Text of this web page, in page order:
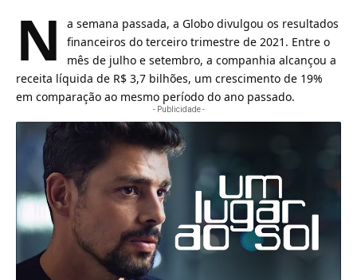
N a semana passada, a Globo divulgou os resultados
financeiros do terceiro trimestre de 2021. Entre o
mês de julho e setembro, a companhia alcançou a
receita líquida de R$ 3,7 bilhões, um crescimento de 19%
em comparação ao mesmo período do ano passado.
- Publicidade -